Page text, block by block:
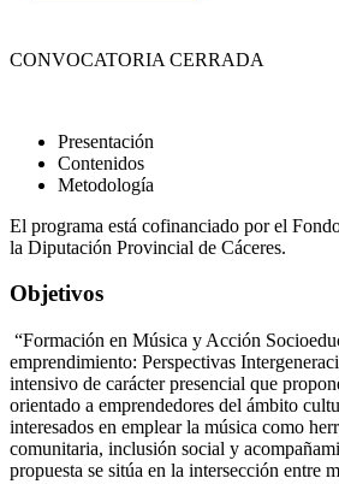
CONVOCATORIA CERRADA
Presentación
Contenidos
Metodología
El programa está cofinanciado por el
la Diputación Provincial de Cáceres.
Objetivos
“Formación en Música y Acción
emprendimiento: Perspectivas
intensivo de carácter presencial que
orientado a emprendedores del ámbito
interesados en emplear la música como
comunitaria, inclusión social y
propuesta se sitúa en la intersección entre